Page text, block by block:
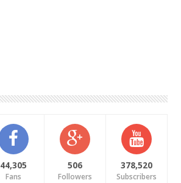
44,305
Fans
506
Followers
378,520
Subscribers